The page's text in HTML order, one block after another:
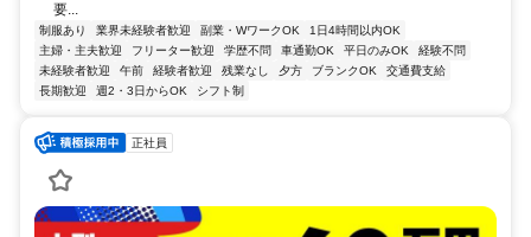
要...
制服あり 業界未経験者歓迎 副業・WワークOK
1日4時間以内OK
主婦・主夫歓迎
フリーター歓迎 学歴不問 車通勤OK 平日のみOK
経験不問
未経験者歓迎
午前 経験者歓迎 残業なし 夕方 ブランクOK
交通費支給
長期歓迎
週2・3日からOK シフト制
正社員